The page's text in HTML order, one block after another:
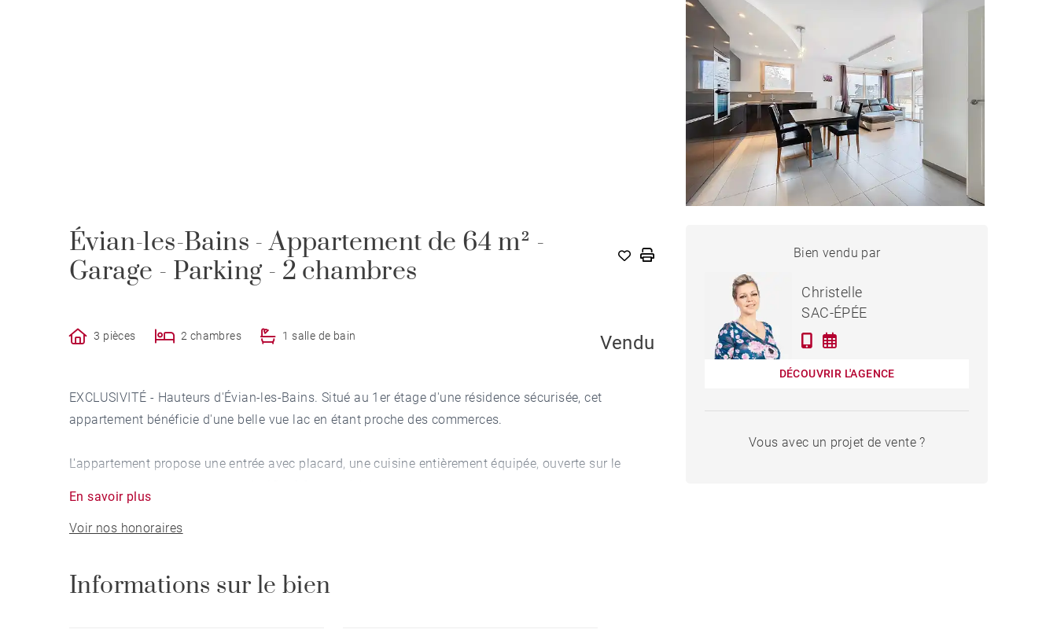
Évian-les-Bains - Appartement de 64 m² -
Garage - Parking - 2 chambres
3 pièces 2 chambres 1 salle de bain Vendu
EXCLUSIVITÉ - Hauteurs d'Évian-les-Bains. Situé au 1er étage d'une résidence sécurisée, cet
appartement bénéficie d'une belle vue lac en étant proche des commerces.
L'appartement propose une entrée avec placard, une cuisine entièrement équipée, ouverte sur le
la partie nuit offre deux chambres avec placards et une salle de bains.
Un garage, une place de parking en extérieur et une cave complètent ce bien.
En savoir plus
Voir nos honoraires
Informations sur le bien
APPARTEMENT ÉVIAN-LES-
BAINS - 64 M²
Bien vendu par
Christelle
SAC-ÉPÉE
DÉCOUVRIR L'AGENCE
Vous avec un projet de vente ?